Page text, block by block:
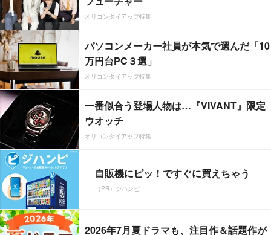
オリコンタイアップ特集
パソコンメーカー社員が本気で選んだ「10
万円台PC３選」
オリコンタイアップ特集
一番似合う登場人物は…『VIVANT』限定
ウオッチ
オリコンタイアップ特集
自販機にピッ！ですぐに買えちゃう
（PR）ジハンピ
2026年7月夏ドラマも、注目作＆話題作が